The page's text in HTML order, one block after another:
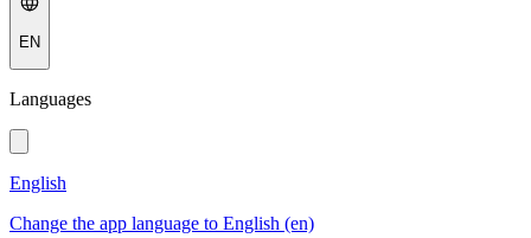
EN
Languages
English
Change the app language to English (en)